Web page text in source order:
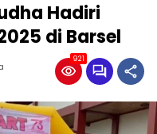
Hadiri
di Barsel
921